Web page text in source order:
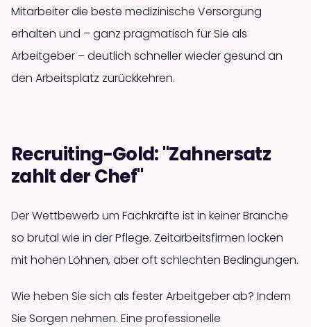
Mitarbeiter die beste medizinische Versorgung
erhalten und – ganz pragmatisch für Sie als
Arbeitgeber – deutlich schneller wieder gesund an
den Arbeitsplatz zurückkehren.
Recruiting-Gold: "Zahnersatz
zahlt der Chef"
Der Wettbewerb um Fachkräfte ist in keiner Branche
so brutal wie in der Pflege. Zeitarbeitsfirmen locken
mit hohen Löhnen, aber oft schlechten Bedingungen.
Wie heben Sie sich als fester Arbeitgeber ab? Indem
Sie Sorgen nehmen. Eine professionelle